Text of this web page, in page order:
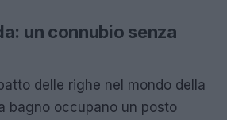
un connubio senza
delle righe nel mondo della
bagno occupano un posto